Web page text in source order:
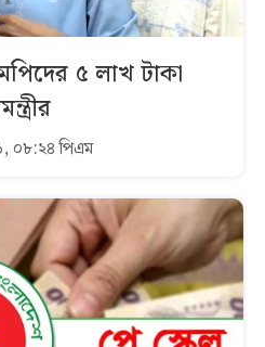
৫ লাখ টাকা
০৮:২৪ পিএম